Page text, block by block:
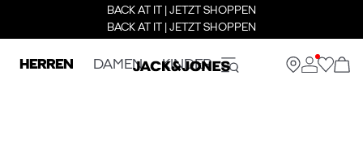
BACK AT IT | JETZT SHOPPEN
BACK AT IT | JETZT SHOPPEN
HERREN DAMEN KINDER